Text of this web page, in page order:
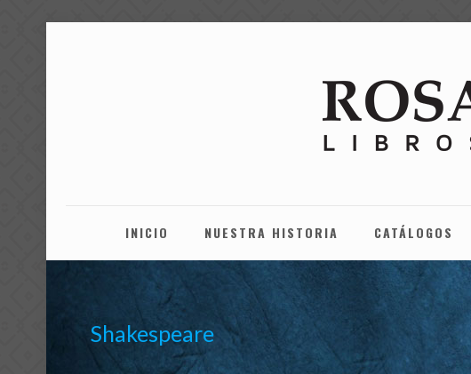
INICIO NUESTRA HISTORIA CATÁLOGOS
Shakespeare